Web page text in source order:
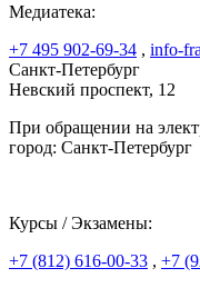
Медиатека:
+7 495 902-69-34 , info-
Санкт-Петербург
Невский проспект, 12
При обращении на
город: Санкт-Петербург
Курсы / Экзамены:
+7 (812) 616-00-33 , +7